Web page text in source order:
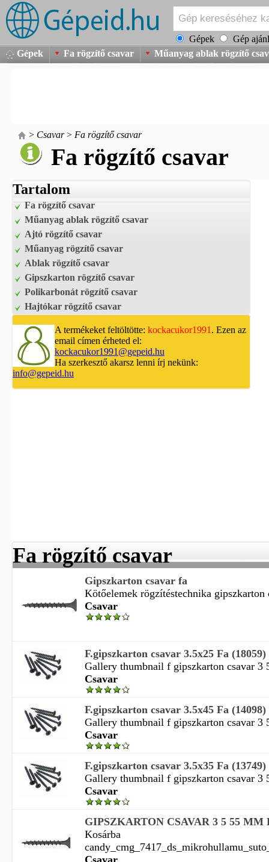
Gépek
Gép
Gépek
Fa rögzítő csavar Műanyag ablak rögzítő
> Csavar> Fa rögzítő csavar
Fa rögzítő csavar
Tartalom
Fa rögzítő csavar
Műanyag ablak rögzítő csavar
Ajtó rögzítő csavar
Műanyag rögzítő csavar
Ablak rögzítő csavar
Gipszkarton rögzítő csavar
Polikarbonát rögzítő csavar
Hajtókar rögzítő csavar
A termékeket feltöltötte: kockacukor1991 . Ezen az
email címen érheted el:
kockacukor1991@gepeid.hu
Ha szerkesztő akarsz lenni írj nekünk:
info@gepeid.hu
Fa rögzítő csavar
Gipszkarton csavar fa
Kötőelemek rögzítéstechnika gipszkarton
Csavar
F.gipszkarton csavar 3.5x25 Fa (18059)
Gallery thumbnail f gipszkarton csavar 3
Csavar
F.gipszkarton csavar 3.5x45 Fa (14098)
Gallery thumbnail f gipszkarton csavar 3
Csavar
F.gipszkarton csavar 3.5x35 Fa (13749)
Gallery thumbnail f gipszkarton csavar 3
Csavar
GIPSZKARTON CSAVAR 3 5 55 MM
Kosárba
Csavar